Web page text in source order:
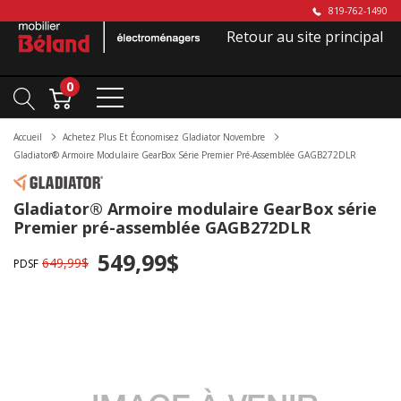
819-762-1490
Retour au site principal
0
Accueil
Achetez Plus Et Économisez Gladiator Novembre
Gladiator® Armoire Modulaire GearBox Série Premier Pré-Assemblée GAGB272DLR
Gladiator® Armoire modulaire GearBox série
Premier pré-assemblée GAGB272DLR
PDSF 649,99$ 549,99$